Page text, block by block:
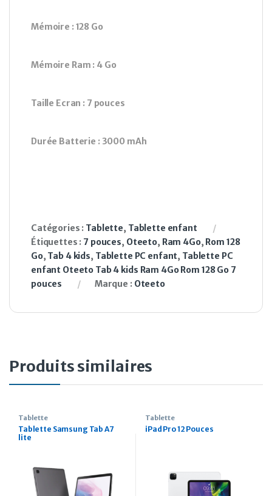
Mémoire : 128 Go
Mémoire Ram : 4 Go
Taille Ecran : 7 pouces
Durée Batterie : 3000 mAh
Catégories : Tablette, Tablette enfant
Étiquettes : 7 pouces, Oteeto, Ram 4Go, Rom 128
Go, Tab 4 kids, Tablette PC enfant, Tablette PC
enfant Oteeto Tab 4 kids Ram 4Go Rom 128 Go 7
pouces
Marque : Oteeto
Produits similaires
Tablette
Tablette Samsung Tab A7
lite
Tablette
iPad Pro 12 Pouces